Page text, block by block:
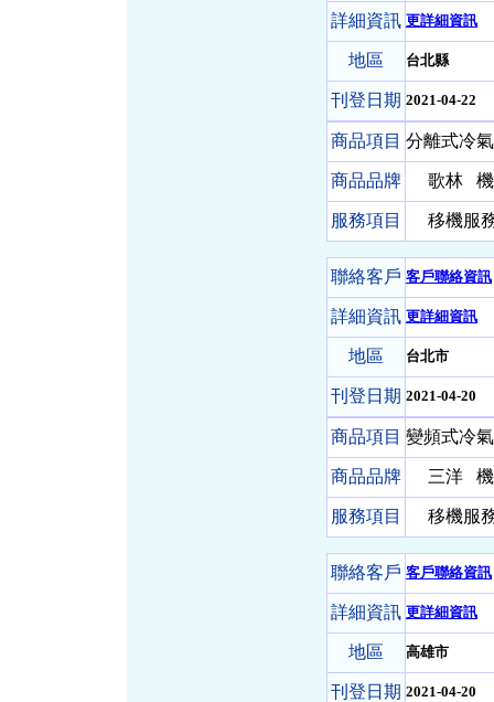
詳細資訊 更詳細資訊
地區 台北縣
刊登日期 2021-04-22
商品項目 分離式冷
商品品牌 歌林
服務項目 移機服
聯絡客戶 客戶聯絡資訊
詳細資訊 更詳細資訊
地區 台北市
刊登日期 2021-04-20
商品項目 變頻式冷
商品品牌 三洋
服務項目 移機服
聯絡客戶 客戶聯絡資訊
詳細資訊 更詳細資訊
地區 高雄市
刊登日期 2021-04-20